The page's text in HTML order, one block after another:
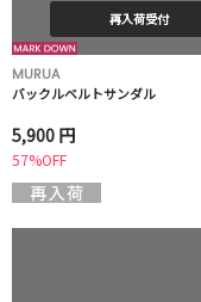
再入荷受付
MURUA
バックルベルトサンダル
5,900 円
57%OFF